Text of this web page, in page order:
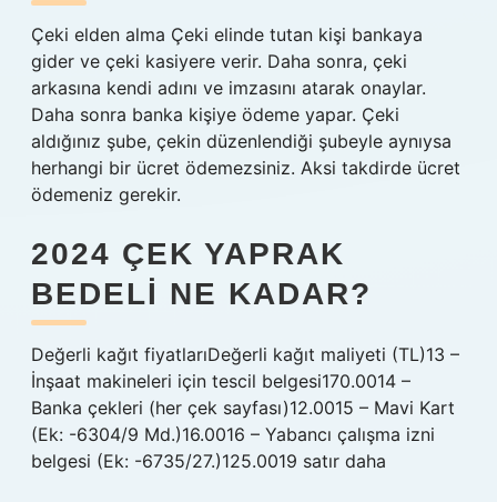
Çeki elden alma Çeki elinde tutan kişi bankaya
gider ve çeki kasiyere verir. Daha sonra, çeki
arkasına kendi adını ve imzasını atarak onaylar.
Daha sonra banka kişiye ödeme yapar. Çeki
aldığınız şube, çekin düzenlendiği şubeyle aynıysa
herhangi bir ücret ödemezsiniz. Aksi takdirde ücret
ödemeniz gerekir.
2024 ÇEK YAPRAK
BEDELI NE KADAR?
Değerli kağıt fiyatlarıDeğerli kağıt maliyeti (TL)13 –
İnşaat makineleri için tescil belgesi170.0014 –
Banka çekleri (her çek sayfası)12.0015 – Mavi Kart
(Ek: -6304/9 Md.)16.0016 – Yabancı çalışma izni
belgesi (Ek: -6735/27.)125.0019 satır daha